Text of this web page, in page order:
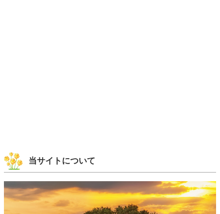
当サイトについて